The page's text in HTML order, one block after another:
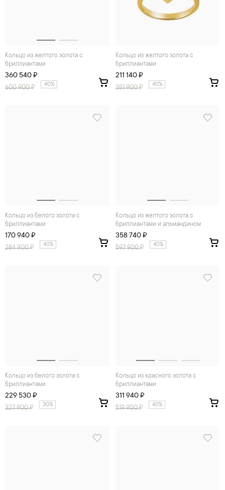
Кольцо из желтого золота с
бриллиантами
360 540 ₽
600 900₽ 40%
Кольцо из желтого золота с
бриллиантами
211 140 ₽
351 900₽ 40%
Кольцо из белого золота с
бриллиантами
170 940 ₽
284 900₽ 40%
Кольцо из желтого золота с
бриллиантами и альмандином
358 740 ₽
597 900₽ 40%
Кольцо из белого золота с
бриллиантами
229 530 ₽
327 900₽ 30%
Кольцо из красного золота с
бриллиантами
311 940 ₽
519 900₽ 40%